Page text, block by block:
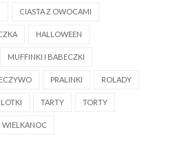
CIASTA Z OWOCAMI
HALLOWEEN
MUFFINKI I BABECZKI
PRALINKI ROLADY
TARTY TORTY
WIELKANOC